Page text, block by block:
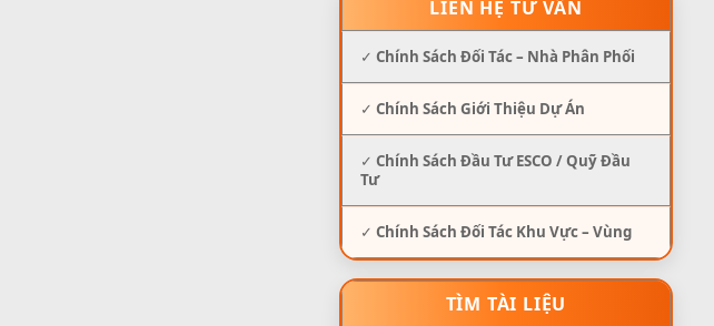
LIÊN HỆ TƯ VẤN
✓ Chính Sách Đối Tác – Nhà Phân Phối
✓ Chính Sách Giới Thiệu Dự Án
✓ Chính Sách Đầu Tư ESCO / Quỹ Đầu
Tư
✓ Chính Sách Đối Tác Khu Vực – Vùng
TÌM TÀI LIỆU